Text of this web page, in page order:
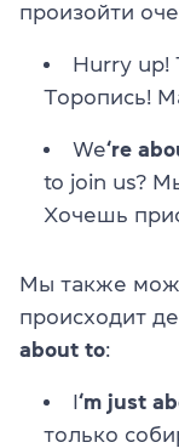
произойти
Hurry up!
Торопись!
We‘re
to join us?
Хочешь
Мы также
происходит
about to:
‘m just
только